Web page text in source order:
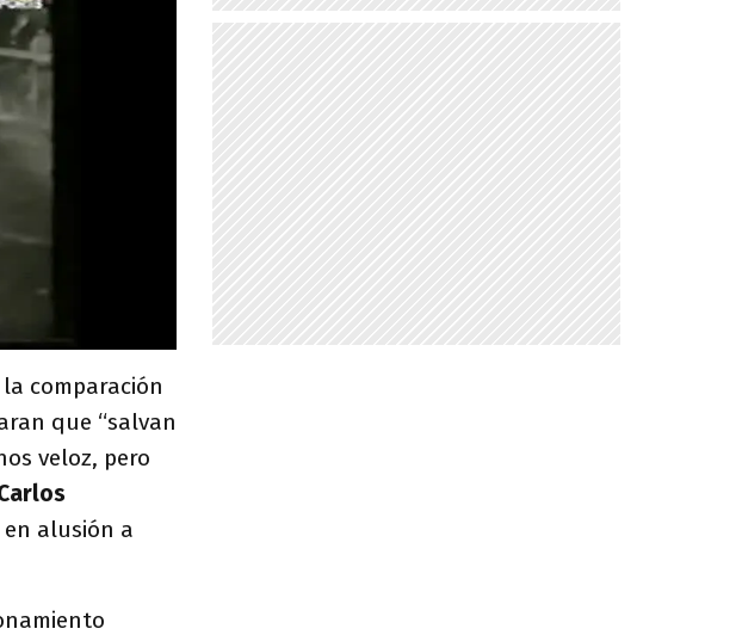
comparación
que “salvan
veloz, pero
en alusión a